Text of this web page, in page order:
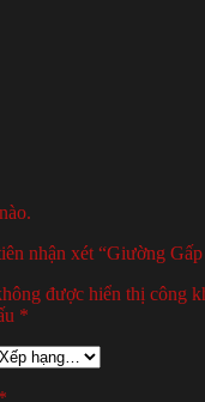
nhận xét “Giường
được hiển thị công
*
*